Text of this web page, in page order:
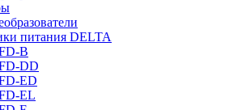
питания DELTA
B
DD
ED
EL